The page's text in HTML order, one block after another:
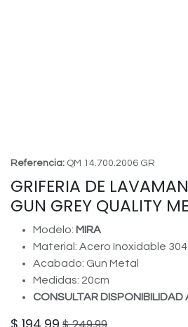
Referencia: QM 14.700.2006 GR
GRIFERIA DE
GUN GREY QUALITY
Modelo: MIRA
Material: Acero Inoxidable 304
Acabado: Gun Metal
Medidas: 20cm
CONSULTAR DISPONIBILIDAD